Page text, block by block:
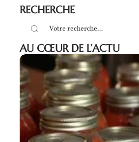
RECHERCHE
AU CŒUR DE L’ACTU